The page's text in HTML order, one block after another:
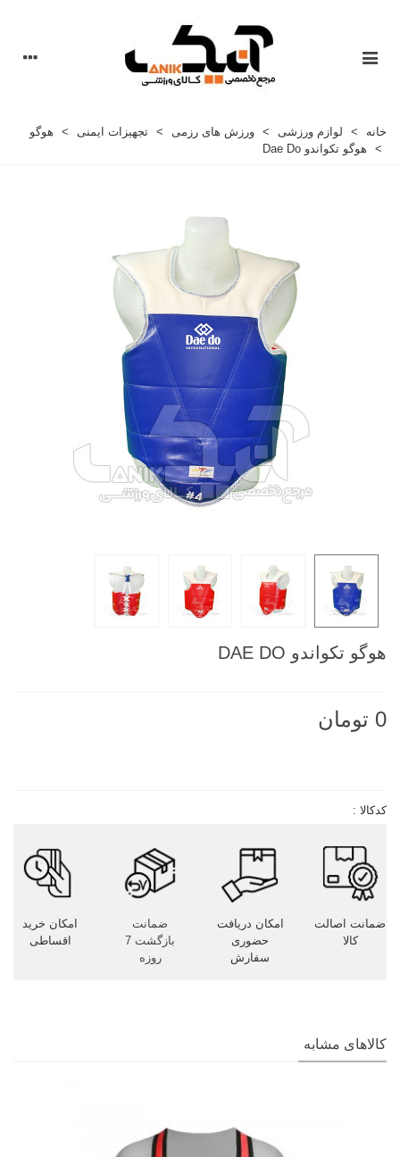
خانه > لوازم ورزشی > ورزش های رزمی > تجهیزات ایمنی >
هوگو
>
هوگو تکواندو Dae Do
هوگو تکواندو DAE DO
0 تومان
کدکالا :
ضمانت اصالت
کالا
امکان دریافت
حضوری
سفارش
ضمانت
بازگشت 7
روزه
امکان خرید
اقساطی
کالاهای مشابه